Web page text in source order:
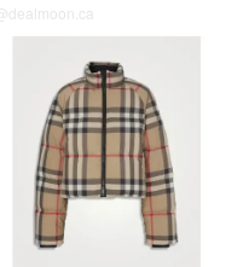
@dealmoon.ca